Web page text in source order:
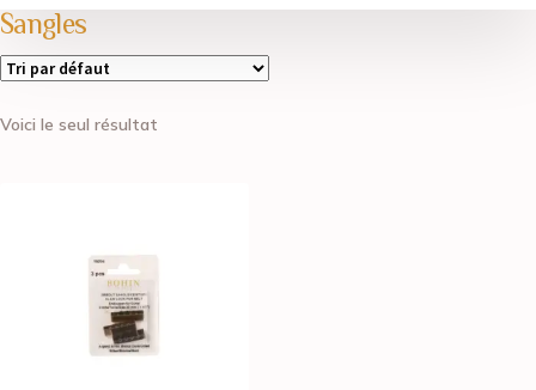
Sangles
Voici le seul résultat